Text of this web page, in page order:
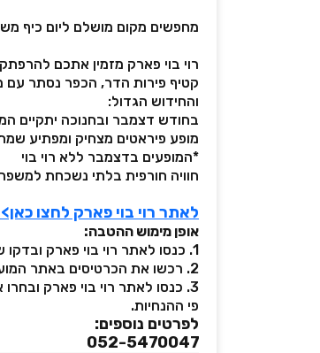
מחפשים מקום מושלם ליום כיף
רוי בוי פארק מזמין אתכם
קטיף פירות הדר, הכפר נסתר עם
והחידוש הגדול:
בחודש דצמבר ובחנוכה יתקיים
מופע פיראטים מצחיק ומפתיע
*המופעים בדצמבר ללא רוי בוי
חוויה חורפית בלתי נשכחת
לאתר רוי בוי פארק לחצו
אופן מימוש ההטבה:
1. כנסו לאתר רוי בוי פארק ובדקו שיש מקום פנוי במועד בו תרצו להגיע.
2. רכשו את הכרטיסים באתר המועדון שלכם.
3. כנסו לאתר רוי בוי פארק
פי ההנחיות.
לפרטים נוספים:
052-5470047